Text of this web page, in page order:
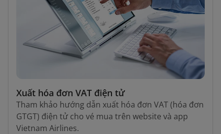
Xuất hóa đơn VAT điện tử
Tham khảo hướng dẫn xuất hóa đơn VAT (hóa đơn
GTGT) điện tử cho vé mua trên website và app
Vietnam Airlines.